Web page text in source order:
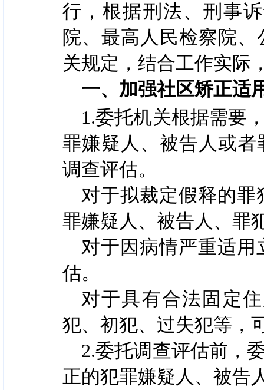
行，根据刑法、刑事
院、最高人民检察院
关规定，结合工作实际
一、加强社区矫正适
1.委托机关根据需要
罪嫌疑人、被告人或
调查评估。
对于拟裁定假释的
罪嫌疑人、被告人、罪
对于因病情严重适
估。
对于具有合法固定
犯、初犯、过失犯等，
2.委托调查评估前，
正的犯罪嫌疑人、被告